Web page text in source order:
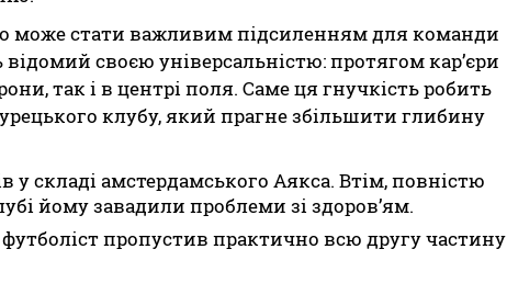
може стати важливим підсиленням для команди
відомий своєю універсальністю: протягом кар’єри
так і в центрі поля. Саме ця гнучкість робить
клубу, який прагне збільшити глибину
складі амстердамського Аякса. Втім, повністю
йому завадили проблеми зі здоров’ям.
пропустив практично всю другу частину